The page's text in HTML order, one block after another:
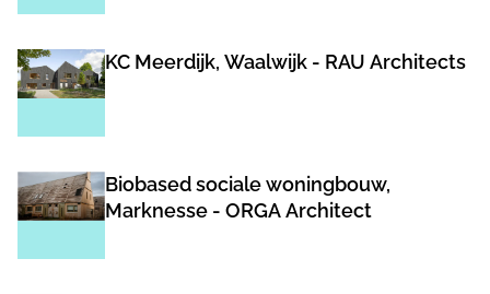
KC Meerdijk, Waalwijk - RAU Architects
Biobased sociale woningbouw,
Marknesse - ORGA Architect